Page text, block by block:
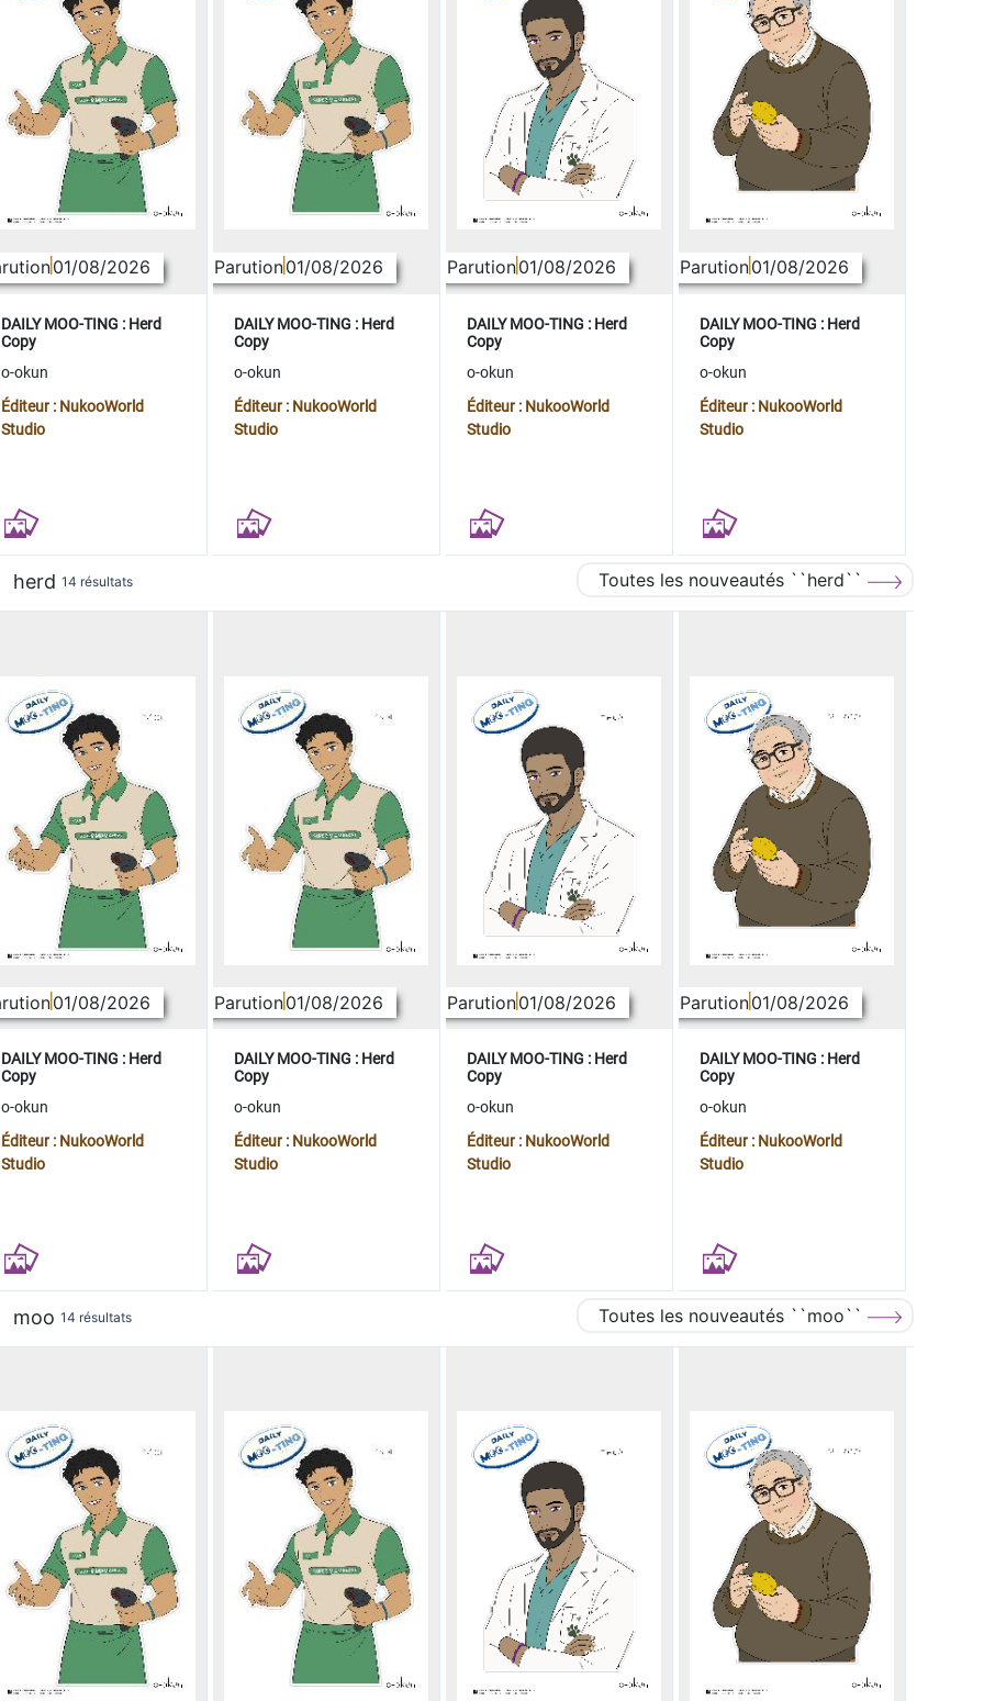
01/08/2026
DAILY MOO-TING : Herd
Copy
o-okun
Éditeur : NukooWorld
Studio
Parution01/08/2026
DAILY MOO-TING : Herd
Copy
o-okun
Éditeur : NukooWorld
Studio
Parution01/08/2026
DAILY MOO-TING : Herd
Copy
o-okun
Éditeur : NukooWorld
Studio
Parution01/08/2026
DAILY MOO-TING : Herd
Copy
o-okun
Éditeur : NukooWorld
Studio
herd 14 résultats Toutes les nouveautés ``herd``
01/08/2026
DAILY MOO-TING : Herd
Copy
o-okun
Éditeur : NukooWorld
Studio
Parution01/08/2026
DAILY MOO-TING : Herd
Copy
o-okun
Éditeur : NukooWorld
Studio
Parution01/08/2026
DAILY MOO-TING : Herd
Copy
o-okun
Éditeur : NukooWorld
Studio
Parution01/08/2026
DAILY MOO-TING : Herd
Copy
o-okun
Éditeur : NukooWorld
Studio
moo 14 résultats Toutes les nouveautés ``moo``